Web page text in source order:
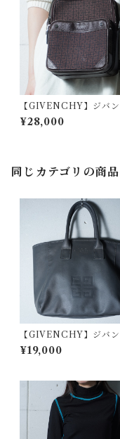
【GIVENCHY】ジバン
4Gロゴ総柄キャンバス・
ーショルダーバッグ
¥28,000
同じカテゴリの商品
【GIVENCHY】ジバン
エンボス4Gロゴレザート
バッグ gray
¥19,000